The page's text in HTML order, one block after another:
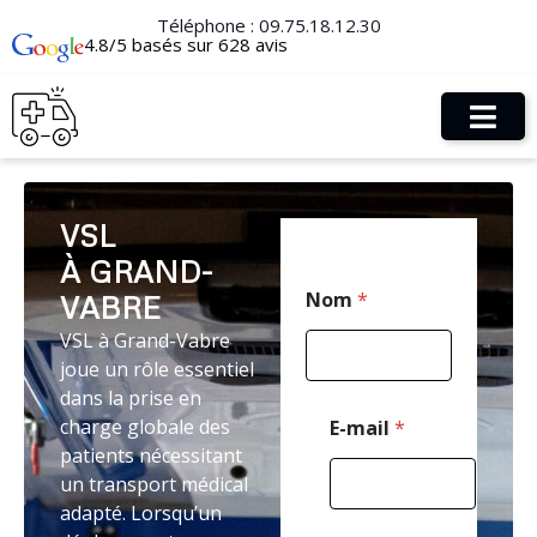
Téléphone : 09.75.18.12.30
4.8/5 basés sur 628 avis
VSL
À GRAND-
VABRE
VSL à Grand-Vabre
joue un rôle essentiel
dans la prise en
charge globale des
patients nécessitant
un transport médical
adapté. Lorsqu’un
Nom *
E-mail *
E
m
a
i
l
E